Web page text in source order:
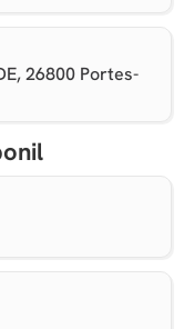
26800 Portes-